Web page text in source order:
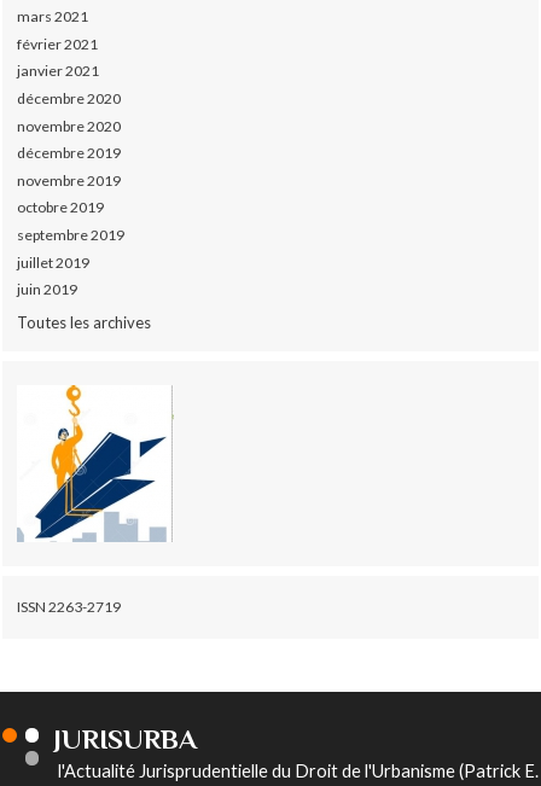
mars 2021
février 2021
janvier 2021
décembre 2020
novembre 2020
décembre 2019
novembre 2019
octobre 2019
septembre 2019
juillet 2019
juin 2019
Toutes les archives
ISSN 2263-2719
JURISURBA
l'Actualité Jurisprudentielle du Droit de l'Urbanisme (Patrick E.